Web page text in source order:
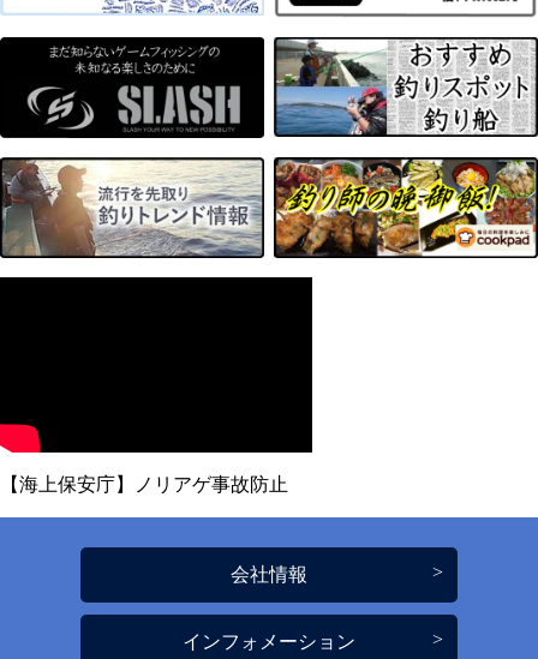
【海上保安庁】ノリアゲ事故防止
会社情報
インフォメーション